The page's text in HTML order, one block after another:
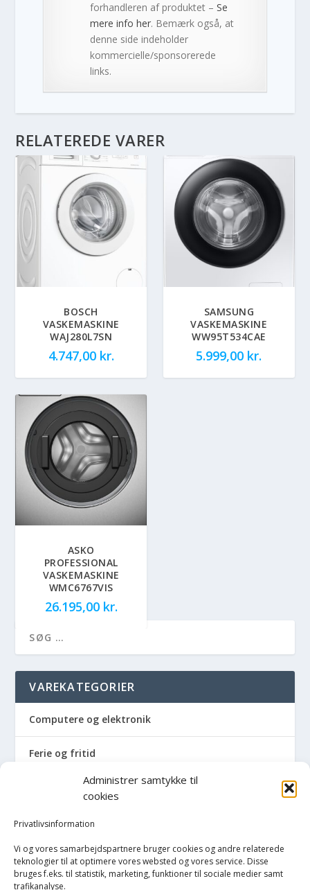
Administrer samtykke til
cookies
Privatlivsinformation
Vi og vores samarbejdspartnere bruger cookies og andre relaterede
teknologier til at optimere vores websted og vores service. Disse
bruges f.eks. til statistik, marketing, funktioner til sociale medier samt
trafikanalyse.
forhandleren af produktet –Se
mere info her. Bemærk også, at
denne side indeholder
kommercielle/sponsorerede
links.
RELATEREDE VARER
BOSCH
VASKEMASKINE
WAJ280L7SN
4.747,00 kr.
SAMSUNG
VASKEMASKINE
WW95T534CAE
5.999,00 kr.
ASKO
PROFESSIONAL
VASKEMASKINE
WMC6767VIS
26.195,00 kr.
VAREKATEGORIER
Computere og elektronik
Ferie og fritid
Hus og have
Havemaskiner
Hvidevarer